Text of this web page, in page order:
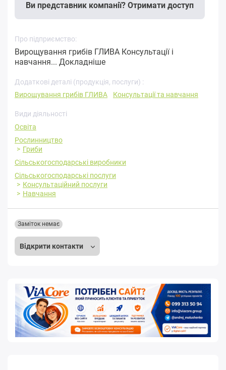
Ви представник компанії? Отримати доступ
Про підприємство:
Вирощування грибів ГЛИВА Консультації і
навчання... Докладніше
Додаткові деталі (продукція, послуги) :
Вирощування грибів ГЛИВА
Консультації та навчання
Види діяльності
Освіта
Рослинництво
Гриби
Сільськогосподарські виробники
Сільськогосподарські послуги
Консультаційний послуги
Навчання
Відкрити контакти
Заміток немає